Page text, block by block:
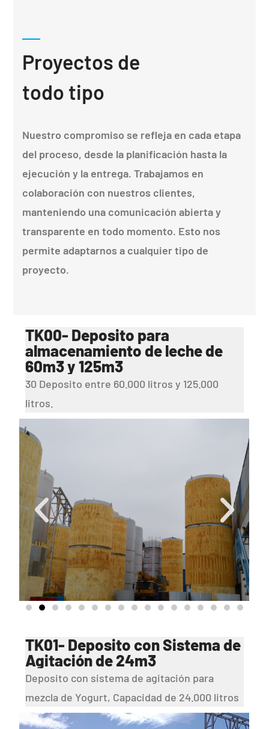
Proyectos de
todo tipo
Nuestro compromiso se refleja en cada etapa
del proceso, desde la planificación hasta la
ejecución y la entrega. Trabajamos en
colaboración con nuestros clientes,
manteniendo una comunicación abierta y
transparente en todo momento. Esto nos
permite adaptarnos a cualquier tipo de
proyecto.
TK00- Deposito para
almacenamiento de leche de
60m3 y 125m3
30 Deposito entre 60.000 litros y 125.000
litros.
TK01- Deposito con Sistema de
Agitación de 24m3
Deposito con sistema de agitación para
mezcla de Yogurt, Capacidad de 24.000 litros